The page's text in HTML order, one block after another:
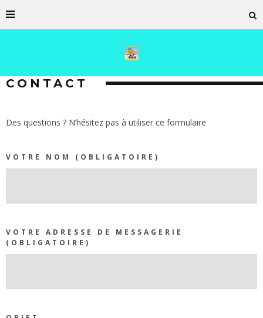
CONTACT
Des questions ? N’hésitez pas à utiliser ce formulaire
VOTRE NOM (OBLIGATOIRE)
VOTRE ADRESSE DE MESSAGERIE
(OBLIGATOIRE)